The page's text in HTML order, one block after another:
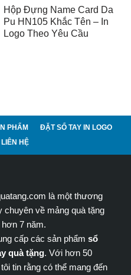
Hộp Đựng Name Card Da
Pu HN105 Khắc Tên – In
Logo Theo Yêu Cầu
PHẨM
ĐẶT SỔ TAY IN LOGO
LIÊN HỆ
là một thương
chuyên về mảng quà tặng
7 năm.
cấp các sản phẩm sổ
quà tặng. Với hơn 50
tin rằng có thể mang đến